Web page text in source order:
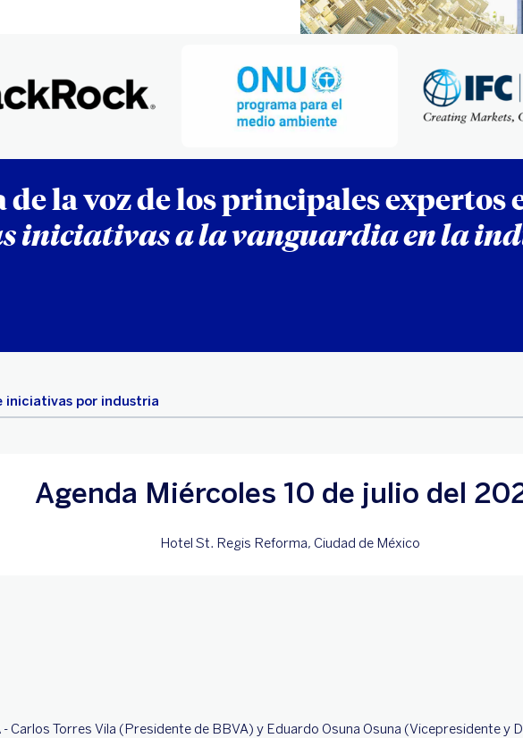
de la voz de los principales expertos
iniciativas a la vanguardia en la
iniciativas por industria
Agenda Miércoles 10 de julio del
Hotel St. Regis Reforma, Ciudad de México
- Carlos Torres Vila (Presidente de BBVA) y Eduardo Osuna Osuna (Vicepresidente y